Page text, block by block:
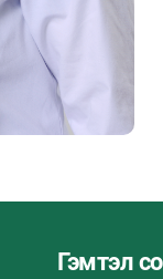
Гэмтэл